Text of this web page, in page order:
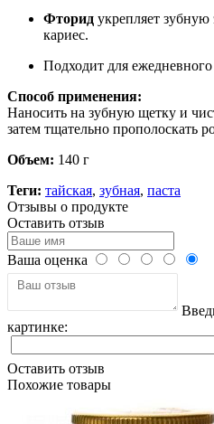
Фторид укрепляет
кариес.
Подходит для
Способ применения:
Наносить на зубную щетку и
затем тщательно прополоскать
Объем: 140 г
Теги: тайская, зубная, паста
Отзывы о продукте
Оставить отзыв
Ваша оценка
картинке:
Оставить отзыв
Похожие товары